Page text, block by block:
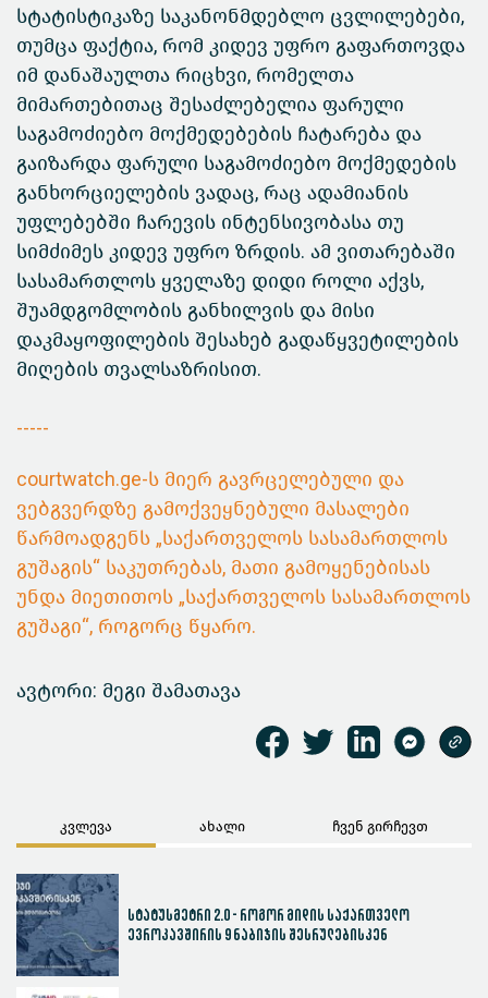
სტატისტიკაზე საკანონმდებლო ცვლილებები,
თუმცა ფაქტია, რომ კიდევ უფრო გაფართოვდა
იმ დანაშაულთა რიცხვი, რომელთა
მიმართებითაც შესაძლებელია ფარული
საგამოძიებო მოქმედებების ჩატარება და
გაიზარდა ფარული საგამოძიებო მოქმედების
განხორციელების ვადაც, რაც ადამიანის
უფლებებში ჩარევის ინტენსივობასა თუ
სიმძიმეს კიდევ უფრო ზრდის. ამ ვითარებაში
სასამართლოს ყველაზე დიდი როლი აქვს,
შუამდგომლობის განხილვის და მისი
დაკმაყოფილების შესახებ გადაწყვეტილების
მიღების თვალსაზრისით.
-----
courtwatch.ge-ს მიერ გავრცელებული და
ვებგვერდზე გამოქვეყნებული მასალები
წარმოადგენს „საქართველოს სასამართლოს
გუშაგის“ საკუთრებას, მათი გამოყენებისას
უნდა მიეთითოს „საქართველოს სასამართლოს
გუშაგი“, როგორც წყარო.
ავტორი: მეგი შამათავა
კვლევა ახალი ჩვენ გირჩევთ
სტატუსმეტრი 2.0 - როგორ მიდის საქართველო
ევროკავშირის 9 ნაბიჯის შესრულებისკენ